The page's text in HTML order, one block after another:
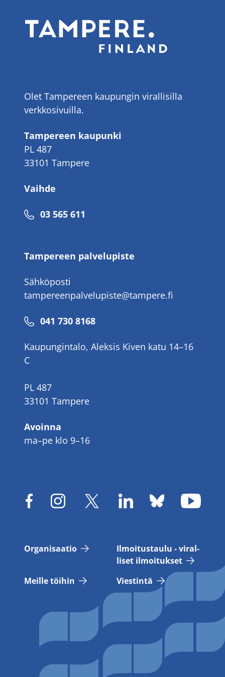
Olet Tampereen kaupungin virallisilla
verkkosivuilla.
Tampereen kaupunki
PL 487
33101 Tampere
Vaihde
Puhelinnumero
03 565 611
Tampereen palvelupiste
Sähköposti
tampereenpalvelupiste@tampere.fi
Puhelinnumero
041 730 8168
Kaupungintalo, Aleksis Kiven katu 14–16
C
PL 487
33101 Tampere
Avoinna
ma–pe klo 9–16
Or­ga­ni­saa­tio
Il­moi­tus­tau­lu - vi­ral­
li­set il­moi­tuk­set
Meil­le töi­hin
Vies­tin­tä